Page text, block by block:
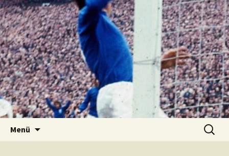
Old Firm blog
Kordon nélkül
Menü